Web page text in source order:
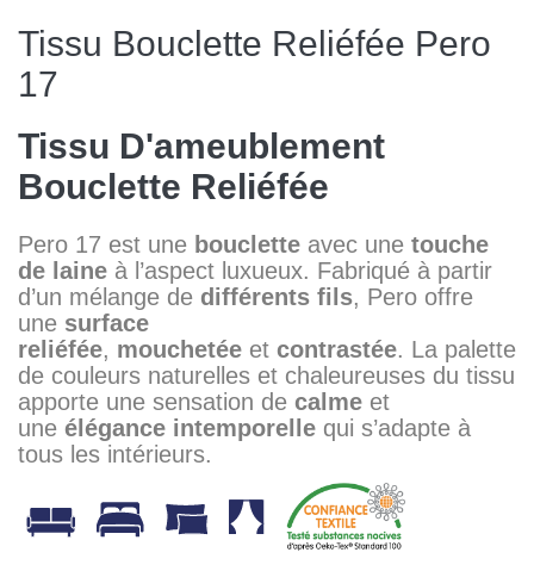
Tissu Bouclette Reliéfée Pero
17
Tissu D'ameublement
Bouclette Reliéfée
Pero 17 est une bouclette avec une touche
de laine à l’aspect luxueux. Fabriqué à partir
d’un mélange de différents fils, Pero offre
une surface
reliéfée, mouchetée et contrastée. La palette
de couleurs naturelles et chaleureuses du tissu
apporte une sensation de calme et
une élégance intemporelle qui s’adapte à
tous les intérieurs.